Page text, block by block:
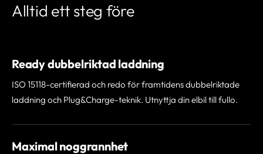
Alltid ett steg före
Ready dubbelriktad laddning
ISO 15118-certifierad och redo för framtidens dubbelriktade
laddning och Plug&Charge-teknik. Utnyttja din elbil till fullo.
Maximal noggrannhet